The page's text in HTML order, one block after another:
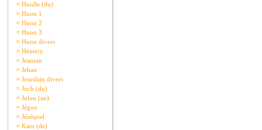
¤ Houlle (du)
¤ Huon 1
¤ Huon 2
¤ Huon 3
¤ Huon divers
¤ Hémery
¤ Jeannin
¤ Jehan
¤ Jourdain divers
¤ Juch (du)
¤ Julou (an)
¤ Jégou
¤ Jézéquel
¤ Kaer (de)